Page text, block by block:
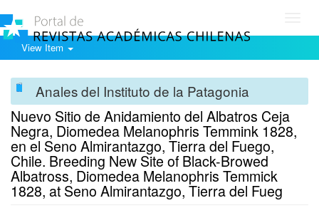
View Item
Anales del Instituto de la Patagonia
Nuevo Sitio de Anidamiento del Albatros Ceja
Negra, Diomedea Melanophris Temmink 1828,
en el Seno Almirantazgo, Tierra del Fuego,
Chile. Breeding New Site of Black-Browed
Albatross, Diomedea Melanophris Temmick
1828, at Seno Almirantazgo, Tierra del Fueg